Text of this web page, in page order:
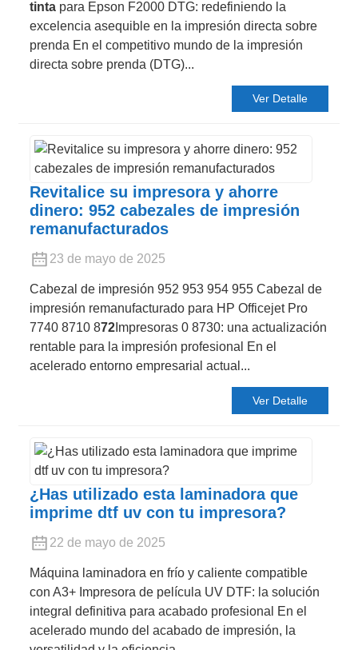
tintapara Epson F2000 DTG: redefiniendo la
excelencia asequible en la impresión directa sobre
prenda En el competitivo mundo de la impresión
directa sobre prenda (DTG)...
Ver Detalle
Revitalice su impresora y ahorre
dinero: 952 cabezales de impresión
remanufacturados
23 de mayo de 2025
Cabezal de impresión 952 953 954 955 Cabezal de
impresión remanufacturado para HP Officejet Pro
7740 8710 872Impresoras 0 8730: una actualización
rentable para la impresión profesional En el
acelerado entorno empresarial actual...
Ver Detalle
¿Has utilizado esta laminadora que
imprime dtf uv con tu impresora?
22 de mayo de 2025
Máquina laminadora en frío y caliente compatible
con A3+ Impresora de película UV DTF: la solución
integral definitiva para acabado profesional En el
acelerado mundo del acabado de impresión, la